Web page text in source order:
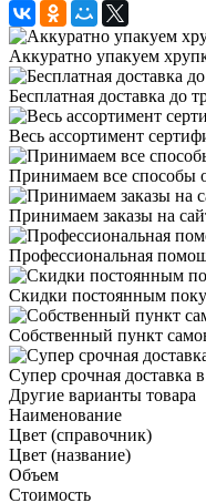
Аккуратно упакуем
Бесплатная доставка до
Весь ассортимент
Принимаем все способы
Принимаем заказы на
Профессиональная
Скидки постоянным
Собственный пункт
Супер срочная доставка
Другие варианты товара
Наименование
Цвет (справочник)
Цвет (название)
Объем
Стоимость